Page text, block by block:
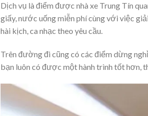
Dịch vụ là điểm được nhà xe Trung Tín
giấy, nước uống miễn phí cùng với việc
hài kịch, ca nhạc theo yêu cầu.
Trên đường đi cũng có các điểm dừng
bạn luôn có được một hành trình tốt hơn,